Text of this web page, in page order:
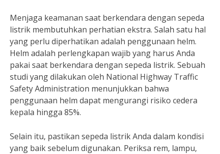
Menjaga keamanan saat berkendara dengan sepeda
listrik membutuhkan perhatian ekstra. Salah satu hal
yang perlu diperhatikan adalah penggunaan helm.
Helm adalah perlengkapan wajib yang harus Anda
pakai saat berkendara dengan sepeda listrik. Sebuah
studi yang dilakukan oleh National Highway Traffic
Safety Administration menunjukkan bahwa
penggunaan helm dapat mengurangi risiko cedera
kepala hingga 85%.
Selain itu, pastikan sepeda listrik Anda dalam kondisi
yang baik sebelum digunakan. Periksa rem, lampu,